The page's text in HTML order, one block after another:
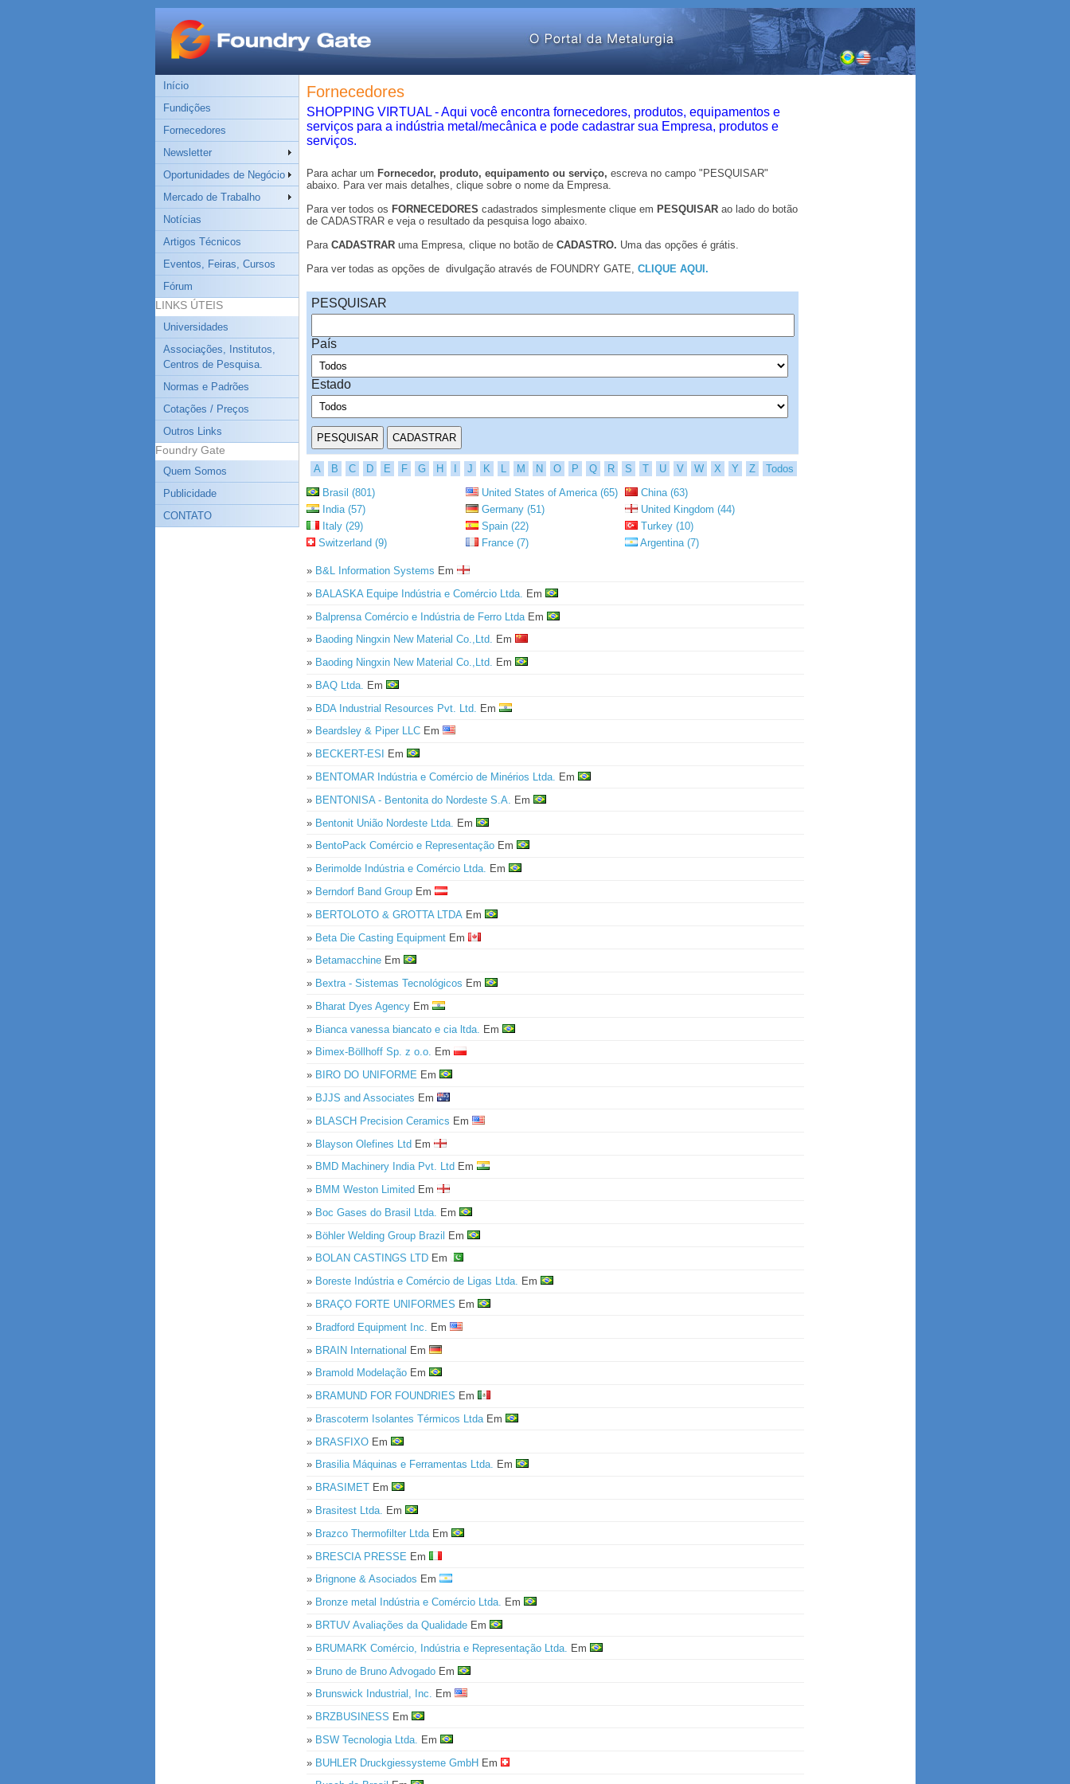
Início
Fundições
Fornecedores
Newsletter
Oportunidades de Negócio
Mercado de Trabalho
Notícias
Artigos Técnicos
Eventos, Feiras, Cursos
Fórum
LINKS ÚTEIS
Universidades
Associações, Institutos,
Centros de Pesquisa.
Normas e Padrões
Cotações / Preços
Outros Links
Foundry Gate
Quem Somos
Publicidade
CONTATO
Fornecedores
SHOPPING VIRTUAL - Aqui você encontra fornecedores, produtos, equipamentos e
serviços para a indústria metal/mecânica e pode cadastrar sua Empresa, produtos e
serviços.
Para achar um Fornecedor, produto, equipamento ou serviço, escreva no campo "PESQUISAR"
abaixo. Para ver mais detalhes, clique sobre o nome da Empresa.
Para ver todos os FORNECEDORES cadastrados simplesmente clique em PESQUISARao lado do botão
de CADASTRAR e veja o resultado da pesquisa logo abaixo.
Para CADASTRARuma Empresa, clique no botão de CADASTRO. Uma das opções é grátis.
Para ver todas as opções de divulgação através de FOUNDRY GATE, CLIQUE AQUI.
PESQUISAR
País
Estado
A B C D E F G H J K L M N O P Q R S T U V W X Y Z
Todos
Brasil (801)
United States of America (65)
China (63)
India (57)
Germany (51)
United Kingdom (44)
Italy (29)
Spain (22)
Turkey (10)
Switzerland (9)
France (7) Argentina (7)
» B&L Information Systems Em
» BALASKA Equipe Indústria e Comércio Ltda.
Em
» Balprensa Comércio e Indústria de Ferro LtdaEm
» Baoding Ningxin New Material Co.,Ltd. Em
» Baoding Ningxin New Material Co.,Ltd. Em
» BAQ Ltda.
Em
» BDA Industrial Resources Pvt. Ltd. Em
» Beardsley & Piper LLCEm
» BECKERT-ESI
Em
» BENTOMAR Indústria e Comércio de Minérios Ltda. Em
» BENTONISA - Bentonita do Nordeste S.A.
Em
» Bentonit União Nordeste Ltda. Em
» BentoPack Comércio e RepresentaçãoEm
» Berimolde Indústria e Comércio Ltda. Em
» Berndorf Band GroupEm
» BERTOLOTO & GROTTA LTDA Em
» Beta Die Casting EquipmentEm
» BetamacchineEm
» Bextra - Sistemas Tecnológicos Em
» Bharat Dyes AgencyEm
» Bianca vanessa biancato e cia ltda. Em
» Bimex-Böllhoff Sp. z o.o. Em
» BIRO DO UNIFORME Em
» BJJS and Associates Em
» BLASCH Precision Ceramics Em
» Blayson Olefines LtdEm
» BMD Machinery India Pvt. Ltd Em
» BMM Weston Limited Em
» Boc Gases do Brasil Ltda.
Em
» Böhler Welding Group Brazil Em
» BOLAN CASTINGS LTDEm
» Boreste Indústria e Comércio de Ligas Ltda. Em
» BRAÇO FORTE UNIFORMES Em
» Bradford Equipment Inc.
Em
» BRAIN International Em
» Bramold Modelação Em
» BRAMUND FOR FOUNDRIES Em
» Brascoterm Isolantes Térmicos LtdaEm
» BRASFIXOEm
» Brasilia Máquinas e Ferramentas Ltda. Em
» BRASIMETEm
» Brasitest Ltda. Em
» Brazco Thermofilter LtdaEm
» BRESCIA PRESSE Em
» Brignone & Asociados Em
» Bronze metal Indústria e Comércio Ltda. Em
» BRTUV Avaliações da QualidadeEm
» BRUMARK Comércio, Indústria e Representação Ltda. Em
» Bruno de Bruno AdvogadoEm
» Brunswick Industrial, Inc. Em
» BRZBUSINESS Em
» BSW Tecnologia Ltda.
Em
» BUHLER Druckgiessysteme GmbHEm